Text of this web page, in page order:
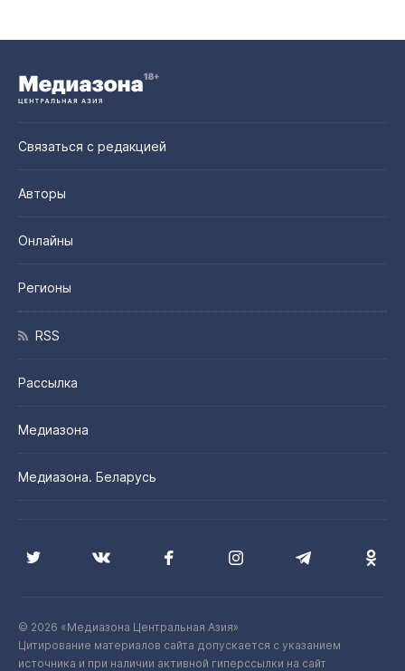
Связаться с редакцией
Авторы
Онлайны
Регионы
RSS
Рассылка
Медиазона
Медиазона. Беларусь
© 2026 «Медиазона Центральная Азия»
Цитирование материалов сайта допускается с указанием
источника и при наличии активной гиперссылки на сайт